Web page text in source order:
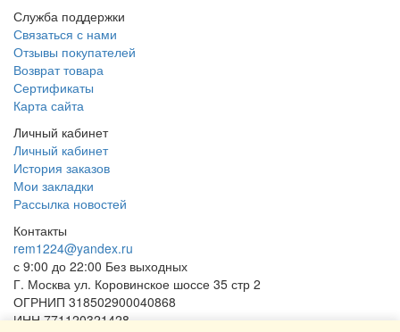
Служба поддержки
Связаться с нами
Отзывы покупателей
Возврат товара
Сертификаты
Карта сайта
Личный кабинет
Личный кабинет
История заказов
Мои закладки
Рассылка новостей
Контакты
rem1224@yandex.ru
с 9:00 до 22:00 Без выходных
Г. Москва ул. Коровинское шоссе 35 стр 2
ОГРНИП 318502900040868
ИНН 771120321428